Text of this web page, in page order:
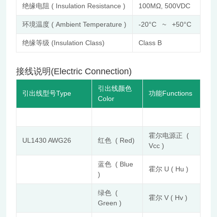
绝缘电阻 ( Insulation Resistance ) 100MΩ, 500VDC
环境温度 ( Ambient Temperature ) -20°C ~ +50°C
绝缘等级 (Insulation Class) Class B
接线说明(Electric Connection)
引出线型号Type
引出线颜色
Color
功能Functions
UL1430 AWG26 红色 ( Red)
霍尔电源正 (
Vcc )
蓝色 ( Blue
)
霍尔 U ( Hu )
绿色 (
Green )
霍尔 V ( Hv )